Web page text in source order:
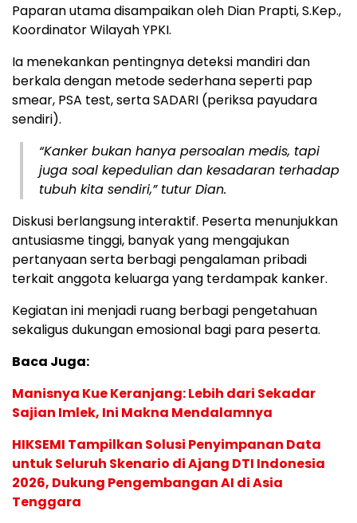
Paparan utama disampaikan oleh Dian Prapti, S.Kep.,
Koordinator Wilayah YPKI.
Ia menekankan pentingnya deteksi mandiri dan
berkala dengan metode sederhana seperti pap
smear, PSA test, serta SADARI (periksa payudara
sendiri).
“Kanker bukan hanya persoalan medis, tapi
juga soal kepedulian dan kesadaran terhadap
tubuh kita sendiri,” tutur Dian.
Diskusi berlangsung interaktif. Peserta menunjukkan
antusiasme tinggi, banyak yang mengajukan
pertanyaan serta berbagi pengalaman pribadi
terkait anggota keluarga yang terdampak kanker.
Kegiatan ini menjadi ruang berbagi pengetahuan
sekaligus dukungan emosional bagi para peserta.
Baca Juga:
Manisnya Kue Keranjang: Lebih dari Sekadar
Sajian Imlek, Ini Makna Mendalamnya
HIKSEMI Tampilkan Solusi Penyimpanan Data
untuk Seluruh Skenario di Ajang DTI Indonesia
2026, Dukung Pengembangan AI di Asia
Tenggara